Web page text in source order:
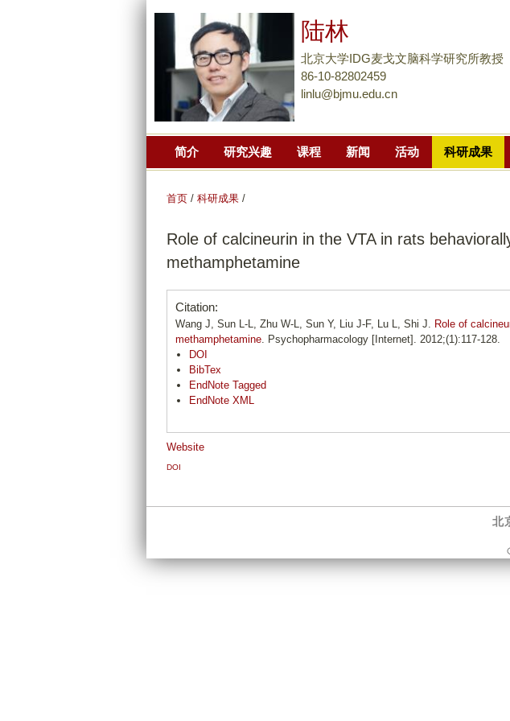
到
主
要
分
陆林
北京大学IDG麦戈文脑科学研究所教授
86-10-82802459
linlu@bjmu.edu.cn
简介 研究兴趣 课程 新闻 活动 科研成果
首页 / 科研成果 /
Role of calcineurin in the VTA in rats
methamphetamine
Citation:
Wang J, Sun L-L, Zhu W-L, Sun Y, Liu J-F, Lu L, Shi J. Role of
methamphetamine. Psychopharmacology [Internet]. 2012;(1):117-128.
DOI
BibTex
EndNote Tagged
EndNote XML
Website
DOI
北